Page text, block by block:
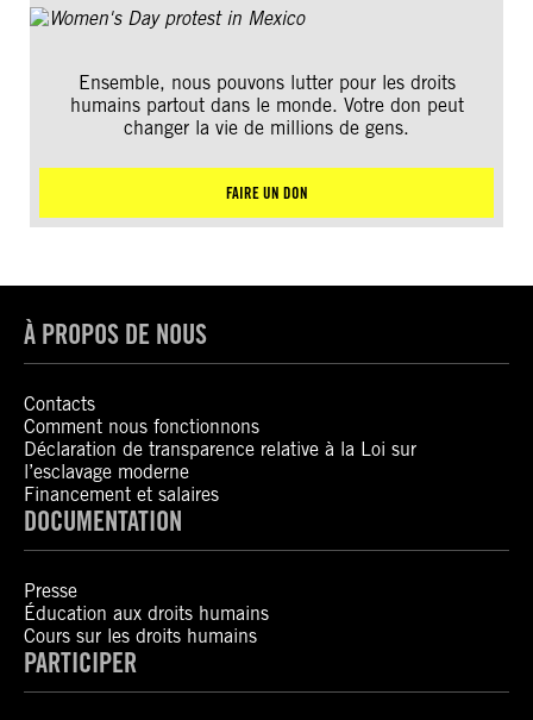
Ensemble, nous pouvons lutter pour les droits
humains partout dans le monde. Votre don peut
changer la vie de millions de gens.
FAIRE UN DON
À PROPOS DE NOUS
Contacts
Comment nous fonctionnons
Déclaration de transparence relative à la Loi sur
l’esclavage moderne
Financement et salaires
DOCUMENTATION
Presse
Éducation aux droits humains
Cours sur les droits humains
PARTICIPER